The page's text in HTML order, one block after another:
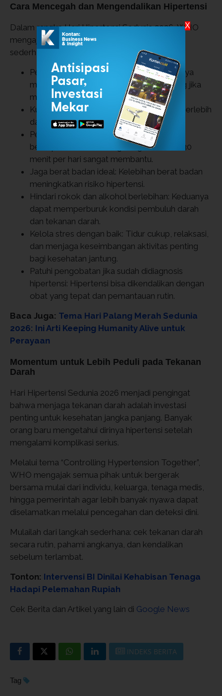
Cara Mencegah dan Mengendalikan Hipertensi
Dalam rangka Hari Hipertensi Sedunia 2026, WHO
mengajak masyarakat menerapkan langkah
sederhana berikut:
Periksa tekanan darah secara rutin: Idealnya
minimal satu kali setahun, atau lebih sering jika
memiliki faktor risiko.
Kurangi konsumsi garam: Asupan garam berlebih
dapat meningkatkan tekanan darah.
Perbanyak aktivitas fisik: Berjalan kaki,
bersepeda, atau olahraga ringan selama 30
menit per hari sangat membantu.
Jaga berat badan ideal: Kelebihan berat badan
meningkatkan risiko hipertensi.
Hindari rokok dan alkohol berlebihan: Keduanya
dapat memperburuk kondisi pembuluh darah
dan tekanan darah.
Kelola stres dengan baik: Tidur cukup, relaksasi,
dan menjaga keseimbangan aktivitas penting
bagi kesehatan jantung.
Patuhi pengobatan jika sudah didiagnosis
hipertensi: Hipertensi bisa dikendalikan dengan
obat yang tepat dan pemantauan rutin.
Baca Juga: Tema Hari Palang Merah Sedunia
2026: Ini Arti Keeping Humanity Alive untuk
Perayaan
Momentum untuk Lebih Peduli pada Tekanan
Darah
Hari Hipertensi Sedunia 2026 menjadi pengingat
bahwa menjaga tekanan darah adalah investasi
penting untuk kesehatan jangka panjang. Banyak
orang baru mengetahui dirinya hipertensi setelah
mengalami komplikasi serius.
Melalui tema “Controlling Hypertension Together”,
WHO mengajak semua pihak untuk bergerak
bersama mulai dari individu, keluarga, tenaga medis,
hingga pemerintah agar lebih banyak nyawa dapat
diselamatkan melalui pencegahan dan deteksi dini.
Mulailah dari langkah sederhana: cek tekanan darah
secara rutin, pahami angkanya, dan kendalikan
sebelum terlambat.
Tonton: Intervensi BI Dinilai Kehabisan Tenaga
Hadapi Pelemahan Rupiah
Cek Berita dan Artikel yang lain di Google News
INDEKS BERITA
Tag
X